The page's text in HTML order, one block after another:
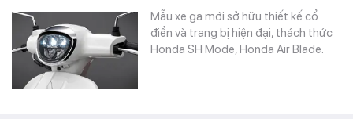
Mẫu xe ga mới sở hữu thiết kế cổ
điển và trang bị hiện đại, thách thức
Honda SH Mode, Honda Air Blade.